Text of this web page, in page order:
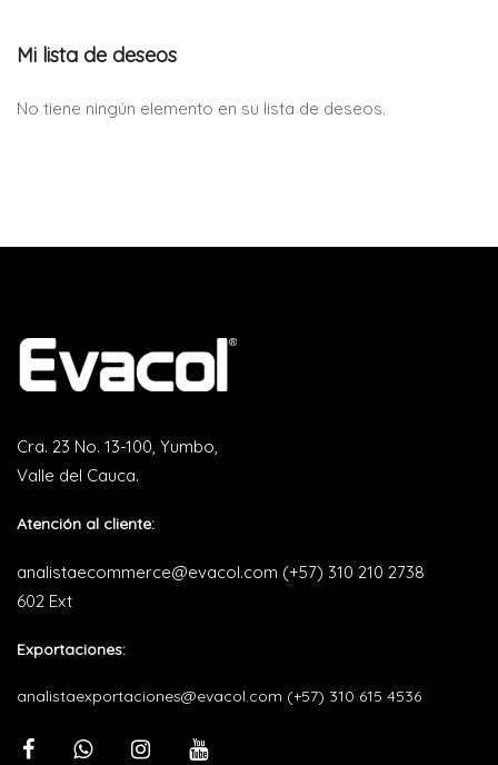
Mi lista de deseos
No tiene ningún elemento en su lista de deseos.
Cra. 23 No. 13-100, Yumbo,
Valle del Cauca.
Atención al cliente:
analistaecommerce@evacol.com (+57) 310 210 2738
602 Ext
Exportaciones:
analistaexportaciones@evacol.com (+57) 310 615 4536